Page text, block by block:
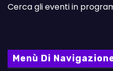
Cerca gli eventi in
Menù Di